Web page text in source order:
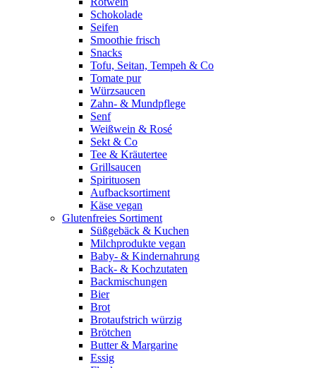
Schokolade
Seifen
Smoothie frisch
Snacks
Tofu, Seitan, Tempeh & Co
Tomate pur
Würzsaucen
Zahn- & Mundpflege
Senf
Weißwein & Rosé
Sekt & Co
Tee & Kräutertee
Grillsaucen
Spirituosen
Aufbacksortiment
Käse vegan
Glutenfreies Sortiment
Süßgebäck & Kuchen
Milchprodukte vegan
Baby- & Kindernahrung
Back- & Kochzutaten
Backmischungen
Bier
Brot
Brotaufstrich würzig
Brötchen
Butter & Margarine
Essig